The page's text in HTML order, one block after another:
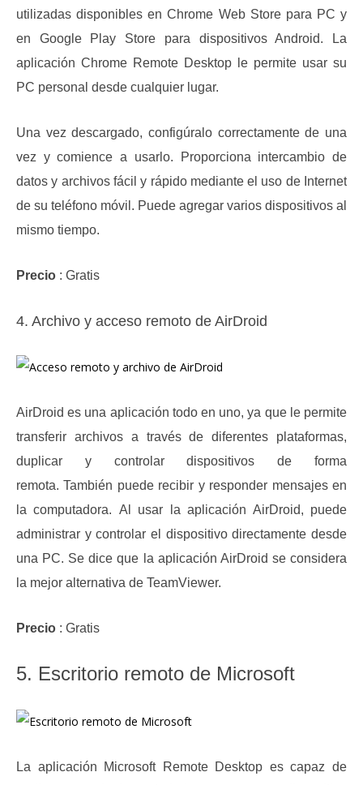
utilizadas disponibles en Chrome Web Store para PC y
en Google Play Store para dispositivos Android.
La
aplicación Chrome Remote Desktop le permite usar su
PC personal desde cualquier lugar.
Una vez descargado, configúralo correctamente de una
vez y comience a usarlo.
Proporciona intercambio de
datos y archivos fácil y rápido mediante el uso de Internet
de su teléfono móvil. Puede agregar varios dispositivos al
mismo tiempo.
Precio : Gratis
4. Archivo y acceso remoto de AirDroid
AirDroid es una aplicación todo en uno, ya que le permite
transferir archivos a través de diferentes plataformas,
duplicar y controlar dispositivos de forma
remota.También puede recibir y responder mensajes en
la computadora. Al usar la aplicación AirDroid, puede
administrar y controlar el dispositivo directamente desde
una PC. Se dice que la aplicación AirDroid se considera
la mejor alternativa de TeamViewer.
Precio : Gratis
5. Escritorio remoto de Microsoft
La aplicación Microsoft Remote Desktop es capaz de